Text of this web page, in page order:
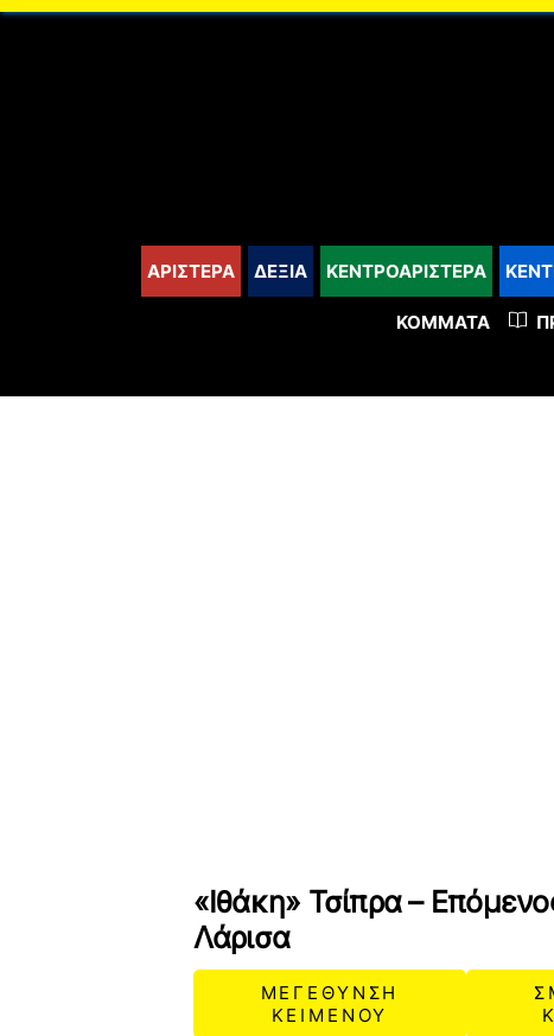
content
ΑΡΙΣΤΕΡΑ ΔΕΞΙΑ ΚΕΝΤΡΟΑΡΙΣΤΕΡΑ
ΚΌΜΜΑΤΑ
«Ιθάκη» Τσίπρα –
Λάρισα
ΜΕΓΕΘΥΝΣΗ
ΚΕΙΜΕΝΟΥ